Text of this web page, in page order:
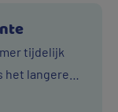
tijdelijk
het langere
de